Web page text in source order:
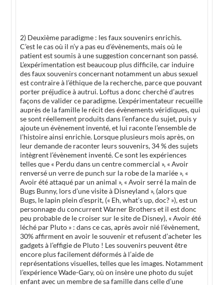
2) Deuxième paradigme : les faux souvenirs enrichis.
C’est le cas où il n’y a pas eu d’évènements, mais où le
patient est soumis à une suggestion concernant son passé.
L’expérimentation est beaucoup plus difficile, car induire
des faux souvenirs concernant notamment un abus sexuel
est contraire à l’éthique de la recherche, parce que pouvant
porter préjudice à autrui. Loftus a donc cherché d’autres
façons de valider ce paradigme. L’expérimentateur recueille
auprès de la famille le récit des évènements véridiques, qui
se sont réellement produits dans l’enfance du sujet, puis y
ajoute un évènement inventé, et lui raconte l’ensemble de
l’histoire ainsi enrichie. Lorsque plusieurs mois après, on
leur demande de raconter leurs souvenirs, 34 % des sujets
intègrent l’évènement inventé. Ce sont les expériences
telles que « Perdu dans un centre commercial », « Avoir
renversé un verre de punch sur la robe de la mariée », «
Avoir été attaqué par un animal », « Avoir serré la main de
Bugs Bunny, lors d’une visite à Disneyland », (alors que
Bugs, le lapin plein d’esprit, (« Eh, what’s up, doc? »), est un
personnage du concurrent Warner Brothers et il est donc
peu probable de le croiser sur le site de Disney), « Avoir été
léché par Pluto » : dans ce cas, après avoir nié l’évènement,
30% affirment en avoir le souvenir et refusent d’acheter les
gadgets à l’effigie de Pluto ! Les souvenirs peuvent être
encore plus facilement déformés à l’aide de
représentations visuelles, telles que les images. Notamment
l’expérience Wade-Gary, où on insère une photo du sujet
enfant avec un membre de sa famille dans celle d’une